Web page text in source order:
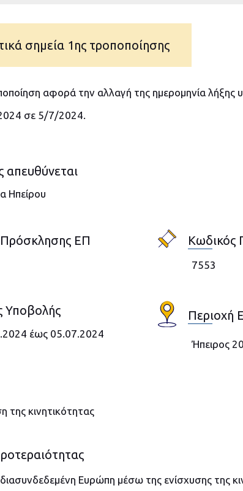
σημεία 1ης τροποποίησης
αφορά την αλλαγή της ημερομηνία
σε 5/7/2024.
απευθύνεται
Ηπείρου
ΕΠ Κωδικός
7553
Υποβολής
έως 05.07.2024
Περιοχή
Ήπειρος
της κινητικότητας
Ευρώπη μέσω της ενίσχυσης της